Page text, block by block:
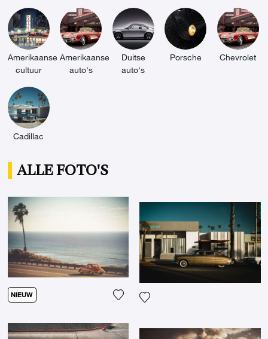
Amerikaanse
cultuur
Amerikaanse
auto's
Duitse
auto's
Porsche Chevrolet
Cadillac
ALLE FOTO'S
NIEUW
Voeg het product toe aan mijn